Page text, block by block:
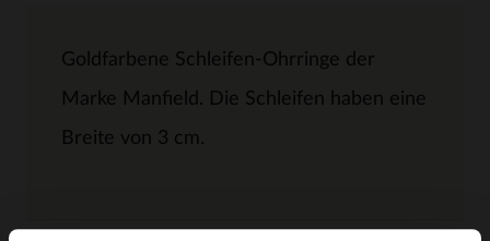
Goldfarbene Schleifen-Ohrringe der
Marke Manfield. Die Schleifen haben eine
Breite von 3 cm.